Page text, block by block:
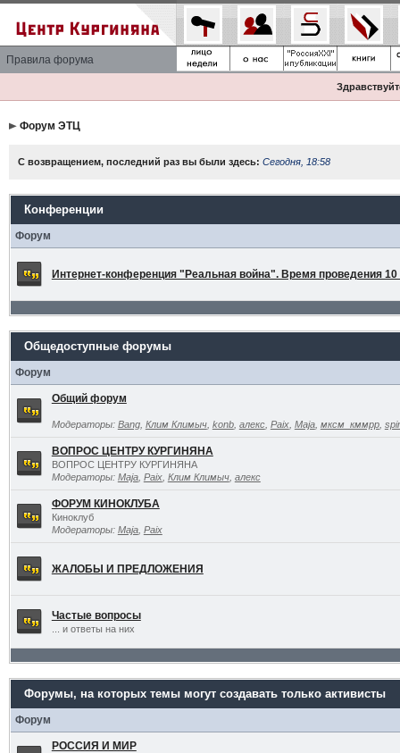
Правила форума
Форум ЭТЦ
С возвращением, последний раз вы были здесь: Сегодня, 18:58
Конференции
Форум
Интернет-конференция "Реальная война". Время проведения 10
Общедоступные форумы
Форум
Общий форум
Модераторы: Bang, Клим Климыч, konb, алекс, Paix, Maja, мксм_кммрр,
ВОПРОС ЦЕНТРУ КУРГИНЯНА
ВОПРОС ЦЕНТРУ КУРГИНЯНА
Модераторы: Maja, Paix, Клим Климыч, алекс
ФОРУМ КИНОКЛУБА
Киноклуб
Модераторы: Maja, Paix
ЖАЛОБЫ И ПРЕДЛОЖЕНИЯ
Частые вопросы
... и ответы на них
Форумы, на которых темы могут создавать только активисты
Форум
РОССИЯ И МИР